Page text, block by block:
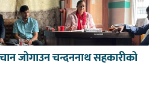
जोगाउन चन्दननाथ सहकारीको